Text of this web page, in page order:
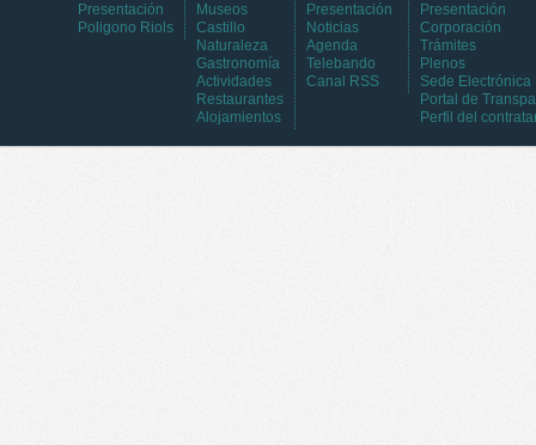
Presentación
Corporación
Trámites
Plenos
Sede Electrónica
Portal de
Perfil del
Presentación
Noticias
Agenda
Telebando
Canal RSS
Museos
Castillo
Naturaleza
Gastronomía
Actividades
Restaurantes
Alojamientos
Presentación
Poligono Riols